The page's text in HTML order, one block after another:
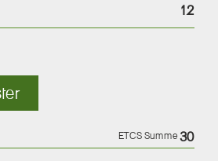
12
ETCS Summe30